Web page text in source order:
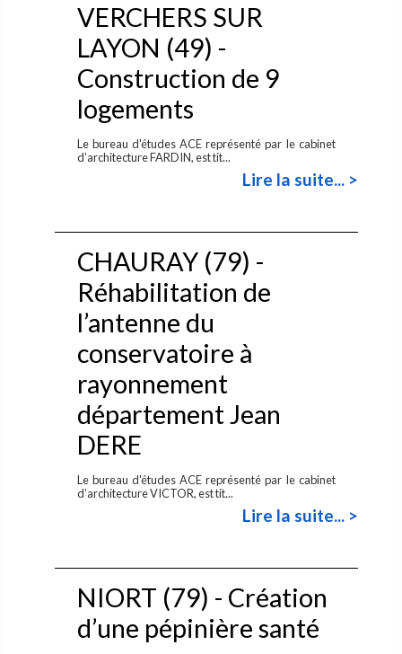
VERCHERS SUR
LAYON (49) -
Construction de 9
logements
Le bureau d'études ACE représenté par le cabinet
d’architecture FARDIN, est tit...
Lire la suite... >
CHAURAY (79) -
Réhabilitation de
l’antenne du
conservatoire à
rayonnement
département Jean
DERE
Le bureau d'études ACE représenté par le cabinet
d’architecture VICTOR, est tit...
Lire la suite... >
NIORT (79) - Création
d’une pépinière santé